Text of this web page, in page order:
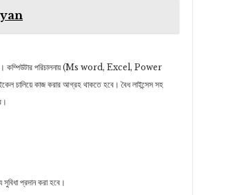
হবে। কম্পিউটার পরিচালনায় (Ms word, Excel, Power
কাজ করার আগ্রহ থাকতে হবে। বৈধ লাইন্সেস সহ
প্রদান করা হবে।